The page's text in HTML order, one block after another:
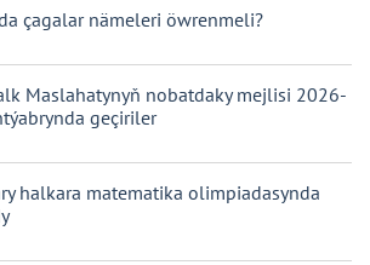
çagalar nämeleri öwrenmeli?
Maslahatynyň nobatdaky mejlisi 2026-
geçiriler
halkara matematika olimpiadasynda